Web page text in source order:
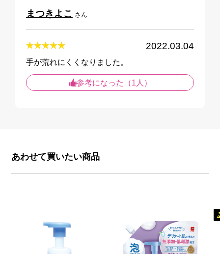
まつきよこ さん
2022.03.04
手が荒れにくくなりました。
参考になった（1人）
あわせて買いたい商品